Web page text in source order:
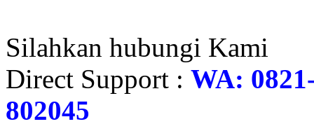
Silahkan hubungi Kami
Direct Support : WA:
802045